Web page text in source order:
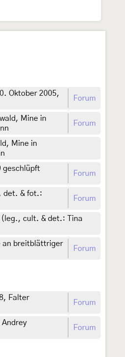
Oktober 2005,
Forum
Mine in
Forum
Mine in
geschlüpft
Forum
det. & fot.:
Forum
cult. & det.: Tina
an breitblättriger
Forum
Falter
Forum
Forum